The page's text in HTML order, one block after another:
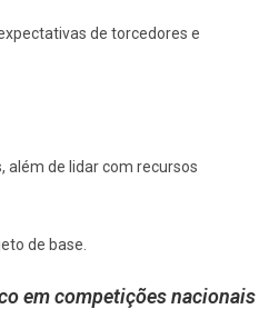
de torcedores e
além de lidar com recursos
de base.
em competições nacionais